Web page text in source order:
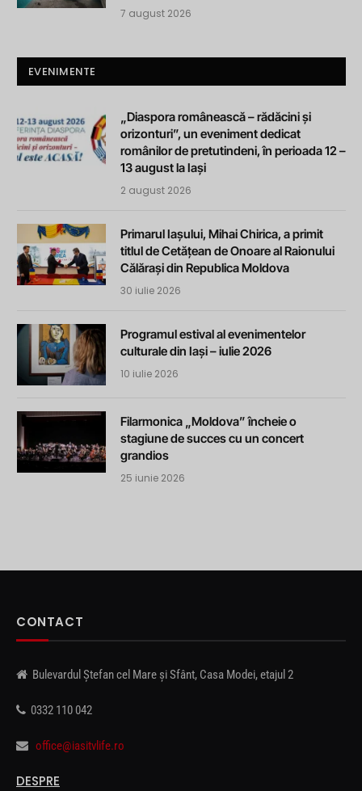
7 august 2026
EVENIMENTE
„Diaspora românească – rădăcini și
orizonturi”, un eveniment dedicat
românilor de pretutindeni, în perioada 12 –
13 august la Iași
2 august 2026
Primarul Iașului, Mihai Chirica, a primit
titlul de Cetățean de Onoare al Raionului
Călărași din Republica Moldova
30 iulie 2026
Programul estival al evenimentelor
culturale din Iași – iulie 2026
10 iulie 2026
Filarmonica „Moldova” încheie o
stagiune de succes cu un concert
grandios
25 iunie 2026
CONTACT
Bulevardul Ștefan cel Mare și Sfânt, Casa Modei, etajul 2
0332 110 042
office@iasitvlife.ro
DESPRE